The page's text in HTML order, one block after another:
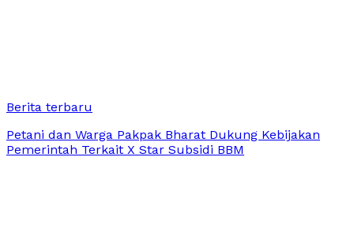
Berita terbaru
Petani dan Warga Pakpak Bharat Dukung Kebijakan
Pemerintah Terkait X Star Subsidi BBM